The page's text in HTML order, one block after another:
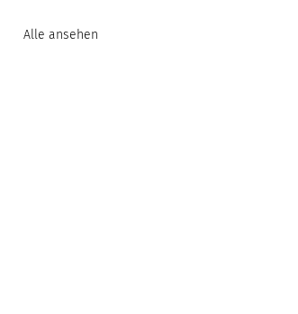
Alle ansehen